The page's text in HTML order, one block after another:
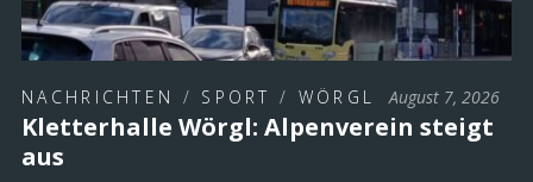
NACHRICHTEN / SPORT / WÖRGL August 7, 2026
Kletterhalle Wörgl: Alpenverein steigt
aus